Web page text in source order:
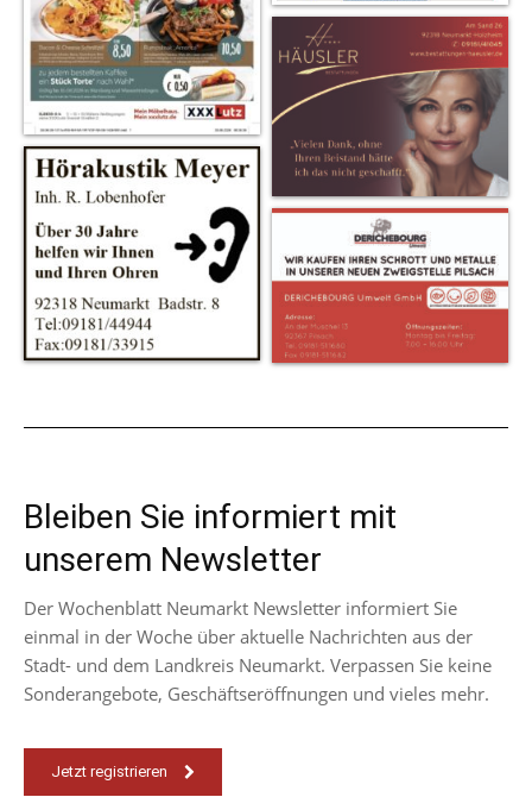
Bleiben Sie informiert mit
unserem Newsletter
Der Wochenblatt Neumarkt Newsletter informiert Sie
einmal in der Woche über aktuelle Nachrichten aus der
Stadt- und dem Landkreis Neumarkt. Verpassen Sie keine
Sonderangebote, Geschäftseröffnungen und vieles mehr.
Jetzt registrieren